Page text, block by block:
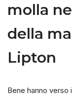
molla
della
Lipton
Bene hanno